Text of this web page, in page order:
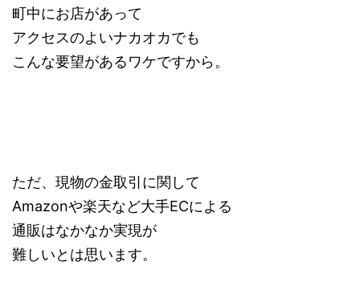
町中にお店があって
アクセスのよいナカオカでも
こんな要望があるワケですから。
ただ、現物の金取引に関して
Amazonや楽天など大手ECによる
通販はなかなか実現が
難しいとは思います。